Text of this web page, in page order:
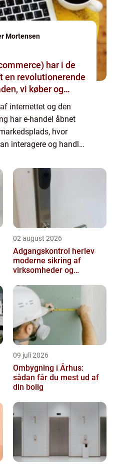
Mortensen
har i de
en revolutionerende
vi køber og
tjenester på
internettet og den
har e-handel åbnet
hvor
interagere og handle
af e-handel, give en
02 august 2026
Adgangskontrol herlev
moderne sikring af
virksomheder og
09 juli 2026
Ombygning i Århus:
sådan får du mest ud af
din bolig